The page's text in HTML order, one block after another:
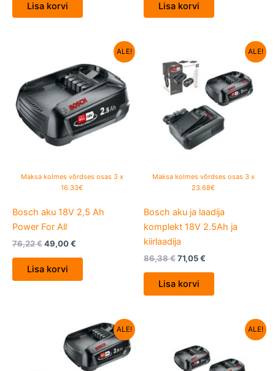
Lisa korvi Lisa korvi
ALE!
Maksa kolmes võrdses osas 3 x
16.33€
Bosch aku 18V 2,5 Ah
Power For All
76,22€
oli:
76,22 €.
49,00€
is:
49,00 €.
Lisa korvi
ALE!
Maksa kolmes võrdses osas 3 x
23.68€
Bosch aku ja laadija
komplekt 18V 2.5Ah ja
kiirlaadija
86,38€
hind
oli:
86,38 €.
71,05€
71,05 €.
Lisa korvi
ALE!
74,40 €.
Current
price
is:
62,00 €.
ALE!
oli:
117,00 €.99,90 €.